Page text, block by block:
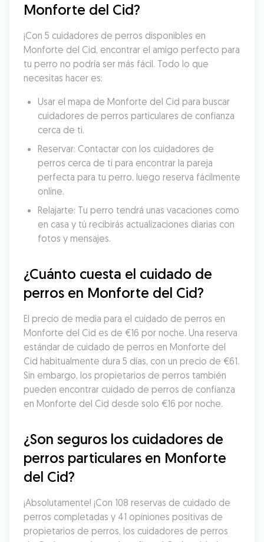
Monforte del Cid?
¡Con 5 cuidadores de perros disponibles en
Monforte del Cid, encontrar el amigo perfecto para
tu perro no podría ser más fácil. Todo lo que
necesitas hacer es:
Usar el mapa de Monforte del Cid para buscar
cuidadores de perros particulares de confianza
cerca de ti.
Reservar: Contactar con los cuidadores de
perros cerca de ti para encontrar la pareja
perfecta para tu perro, luego reserva fácilmente
online.
Relajarte: Tu perro tendrá unas vacaciones como
en casa y tú recibirás actualizaciones diarias con
fotos y mensajes.
¿Cuánto cuesta el cuidado de
perros en Monforte del Cid?
El precio de media para el cuidado de perros en
Monforte del Cid es de €16 por noche. Una reserva
estándar de cuidado de perros en Monforte del
Cid habitualmente dura 5 días, con un precio de €61.
Sin embargo, los propietarios de perros también
pueden encontrar cuidado de perros de confianza
en Monforte del Cid desde solo €16 por noche.
¿Son seguros los cuidadores de
perros particulares en Monforte
del Cid?
¡Absolutamente! ¡Con 108 reservas de cuidado de
perros completadas y 41 opiniones positivas de
propietarios de perros, los cuidadores de perros